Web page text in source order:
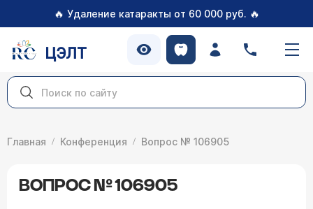
🔥 Удаление катаракты от 60 000 руб. 🔥
ЦЭЛТ
Главная Конференция Вопрос № 106905
ВОПРОС № 106905